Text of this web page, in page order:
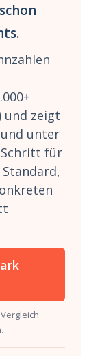
und zeigt
unter
Schritt für